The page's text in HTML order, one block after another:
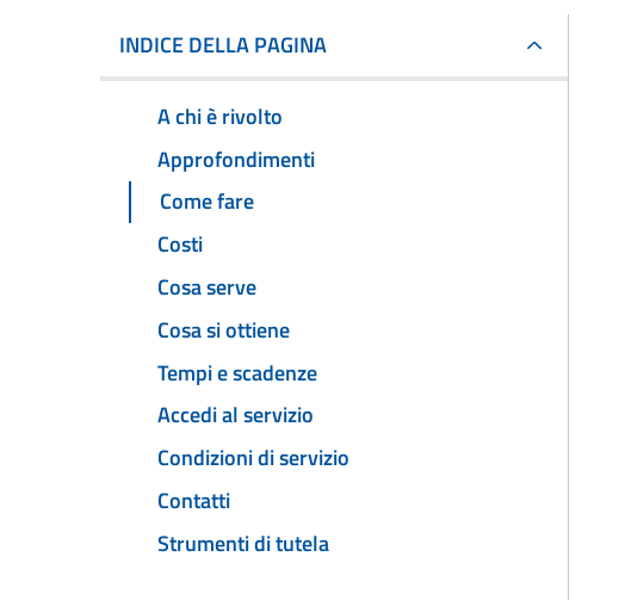
INDICE DELLA PAGINA
A chi è rivolto
Approfondimenti
Come fare
Costi
Cosa serve
Cosa si ottiene
Tempi e scadenze
Accedi al servizio
Condizioni di servizio
Contatti
Strumenti di tutela